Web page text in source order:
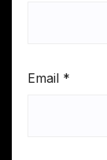
Email *